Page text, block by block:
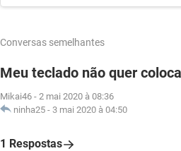
Conversas semelhantes
Meu teclado não quer
Mikai46 - 2 mai 2020 à 08:36
ninha25 - 3 mai 2020 à 04:50
1 Respostas